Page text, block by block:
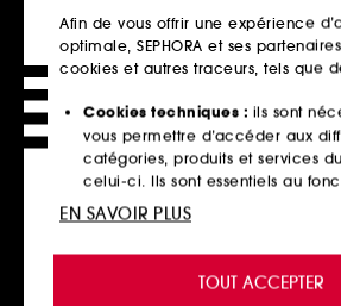
THE ORDINARY
Facteurs Naturels
d'Hydratation + Bêta-
Gel Hydratant
735
Afin de vous offrir une expérience
optimale, SEPHORA et ses
cookies et autres traceurs, tels que
Cookies techniques : ils sont
vous permettre d’accéder aux
catégories, produits et services
celui-ci. Ils sont essentiels au
technique du site et ne peuvent
de vous offrir une expérience
personnalisée en vous
TOUT ACCEPTER
EN SAVOIR PLUS